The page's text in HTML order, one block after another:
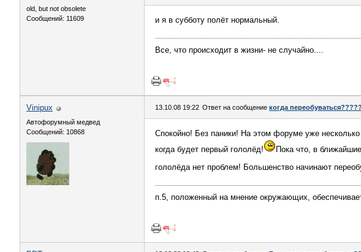
old, but not obsolete
Сообщений: 11609
и я в субботу полёт нормальный.
Все, что происходит в жизни- не случайно....
Vinipux
Автофорумный медвед
Сообщений: 10868
13.10.08 19:22 Ответ на сообщение когда
Спокойно! Без паники! На этом форуме уже
когда будет первый гололёд!
Пока что, в
гололёда нет проблем! Большенство начинают
п.5, положенный на мнение окружающих,